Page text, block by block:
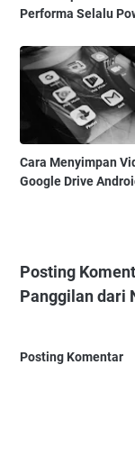
Performa Selalu
Cara Menyimpan
Google Drive
Posting
Panggilan dari
Posting Komentar